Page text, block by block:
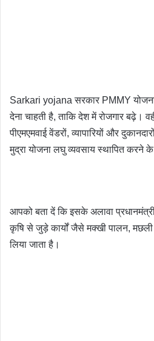
Sarkari yojana सरकार PMMY योजना
देना चाहती है, ताकि देश में रोजगार बढ़े।
पीएमएमवाई वेंडरों, व्यापारियों और
मुद्रा योजना लघु व्यवसाय स्थापित करने
आपको बता दें कि इसके अलावा प्रधानमंत्री
कृषि से जुड़े कार्यों जैसे मक्खी पालन, मछली
लिया जाता है।